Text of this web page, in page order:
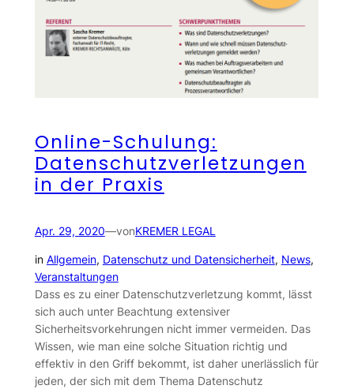
Online-Schulung:
Datenschutzverletzungen
in der Praxis
Apr. 29, 2020—vonKREMER LEGAL
in Allgemein, Datenschutz und Datensicherheit, News
Veranstaltungen
Dass es zu einer Datenschutzverletzung kommt, lässt
sich auch unter Beachtung extensiver
Sicherheitsvorkehrungen nicht immer vermeiden. Das
Wissen, wie man eine solche Situation richtig und
effektiv in den Griff bekommt, ist daher unerlässlich für
jeden, der sich mit dem Thema Datenschutz